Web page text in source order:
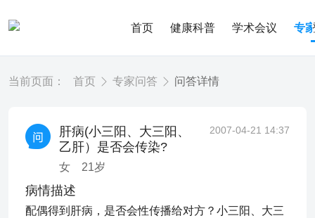
首页 健康科普 学术会议 专
当前页面： 首页 专家问答 问答详情
肝病(小三阳、大三阳、
乙肝）是否会传染?
女 21岁
2007-04-21 14:37
病情描述
配偶得到肝病，是否会性传播给对方？小三阳、大三